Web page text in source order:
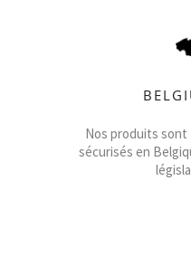
Nos produits
sécurisés en